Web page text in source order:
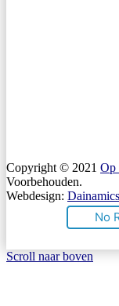
Copyright © 2021 Op
Voorbehouden.
Webdesign:
No
Scroll naar boven